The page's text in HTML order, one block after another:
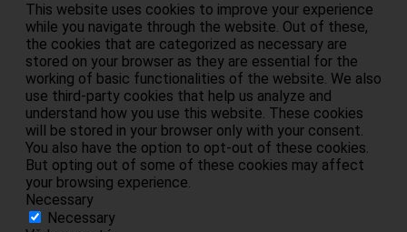
This website uses cookies to improve your experience
while you navigate through the website. Out of these,
the cookies that are categorized as necessary are
stored on your browser as they are essential for the
working of basic functionalities of the website. We also
use third-party cookies that help us analyze and
understand how you use this website. These cookies
will be stored in your browser only with your consent.
You also have the option to opt-out of these cookies.
But opting out of some of these cookies may affect
your browsing experience.
Necessary
Necessary